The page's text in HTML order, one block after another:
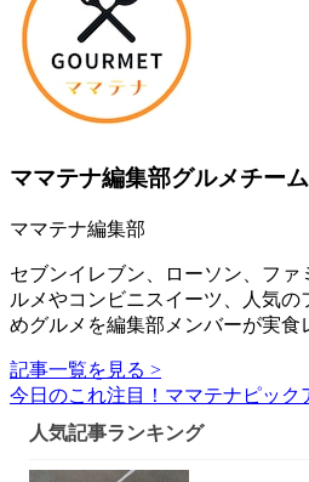
ママテナ編集部グルメチーム
ママテナ編集部
セブンイレブン、ローソン、フ
ルメやコンビニスイーツ、人気
めグルメを編集部メンバーが実食
記事一覧を見る >
今日のこれ注目！ママテナピック
人気記事ランキング